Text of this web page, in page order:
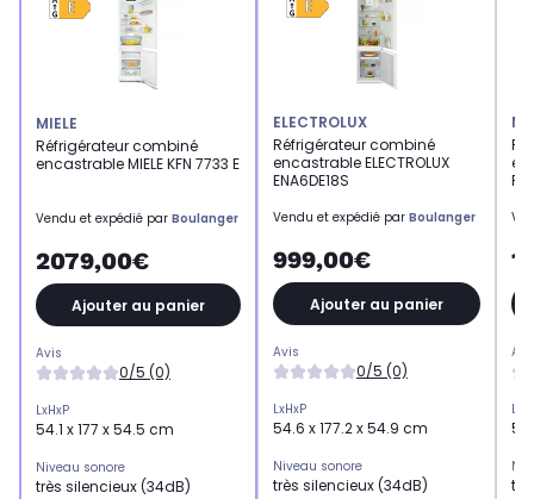
MIELE
Réfrigérateur combiné
encastrable MIELE KFN 7733 E
Vendu et expédié par Boulanger
2079,00€
Ajouter au panier
Avis
0/5 (0)
LxHxP
54.1 x 177 x 54.5 cm
Niveau sonore
très silencieux (34dB)
ELECTROLUX
Réfrigérateur combiné
encastrable ELECTROLUX
ENA6DE18S
Vendu et expédié par Boulanger
999,00€
Ajouter au panier
Avis
0/5 (0)
LxHxP
54.6 x 177.2 x 54.9 cm
Niveau sonore
très silencieux (34dB)